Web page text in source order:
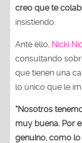
creo que te
insistiendo.
Ante ello , Nicki
consultando
que tienen una
lo único que le
“Nosotros
muy buena. Por
genuino, como